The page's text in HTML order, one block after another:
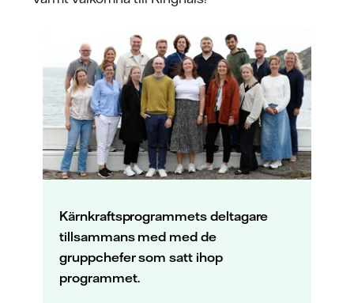
Kärnkraftsprogrammets deltagare
tillsammans med med de
gruppchefer som satt ihop
programmet.